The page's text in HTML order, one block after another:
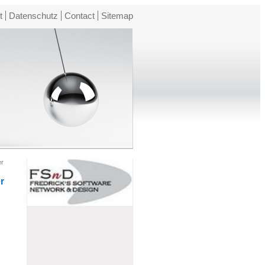
Datenschutz Contact Sitemap